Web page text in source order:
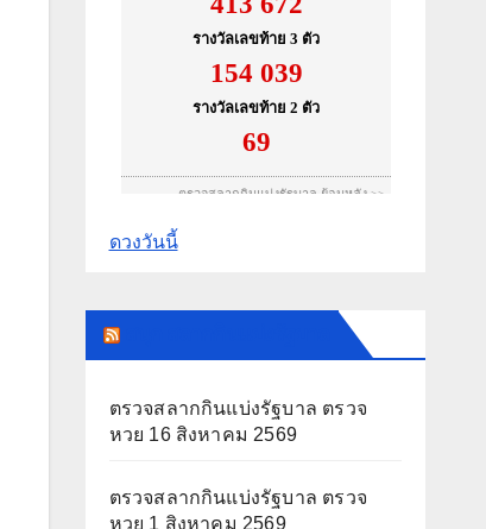
ดวงวันนี้
ตรวจสลากกินแบ่งรัฐบาล ตรวจ
หวย 16 สิงหาคม 2569
ตรวจสลากกินแบ่งรัฐบาล ตรวจ
หวย 1 สิงหาคม 2569